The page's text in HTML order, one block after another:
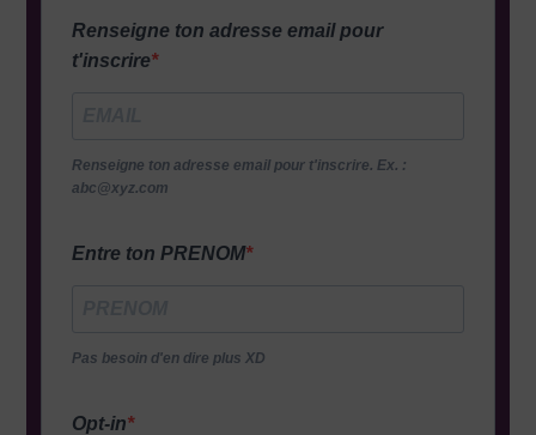
Renseigne ton adresse email pour
t'inscrire
Renseigne ton adresse email pour t'inscrire. Ex. :
abc@xyz.com
Entre ton PRENOM
Pas besoin d'en dire plus XD
Opt-in